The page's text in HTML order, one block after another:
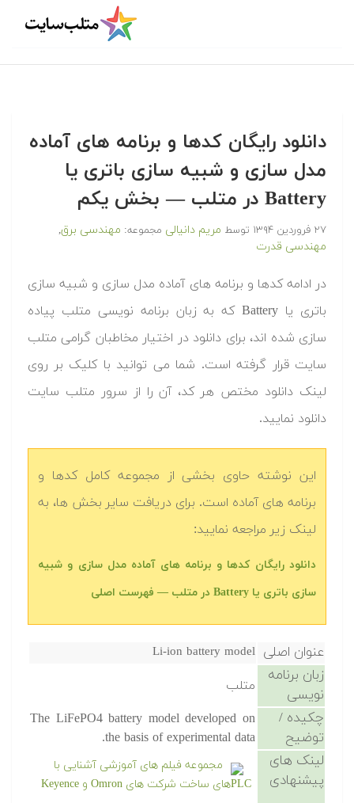
‫‫دانلود رایگان کدها و برنامه های آماده
مدل سازی و شبیه سازی باتری یا
Battery در متلب‬‬ — بخش یکم
۲۷ فروردین ۱۳۹۴ توسط مریم دانیالی مجموعه: مهندسی برق,
مهندسی قدرت
‫در ادامه کدها و برنامه های آماده مدل سازی و شبیه سازی
باتری یا Battery که به زبان برنامه نویسی متلب پیاده
سازی شده اند، برای دانلود در اختیار مخاطبان گرامی متلب
سایت قرار گرفته است. شما می توانید با کلیک بر روی
لینک دانلود مختص هر کد، آن را از سرور متلب سایت
دانلود نمایید.‬
این نوشته حاوی بخشی از مجموعه کامل کدها و
برنامه های آماده است. برای دریافت سایر بخش ها، به
لینک زیر مراجعه نمایید:
‫‫دانلود رایگان کدها و برنامه های آماده مدل سازی و شبیه
سازی باتری یا Battery در متلب‬‬ — فهرست اصلی
عنوان اصلی Li-ion battery model
زبان برنامه
نویسی
متلب
چکیده /
توضیح
The LiFePO4 battery model developed on
the basis of experimental data.
لینک های
پیشنهادی
مجموعه فیلم های آموزشی آشنایی با
PLCهای ساخت شرکت های Omron و Keyence